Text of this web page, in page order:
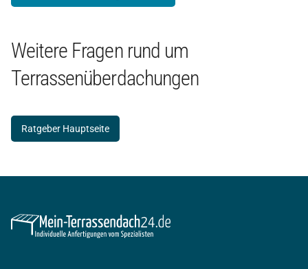
Weitere Fragen rund um
Terrassenüberdachungen
Ratgeber Hauptseite